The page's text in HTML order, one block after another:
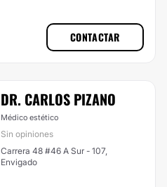
CONTACTAR
DR. CARLOS PIZANO
Médico estético
Sin opiniones
Carrera 48 #46 A Sur - 107,
Envigado